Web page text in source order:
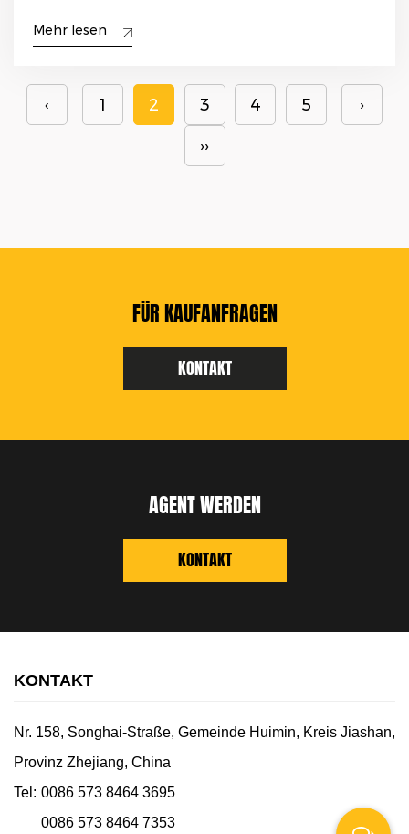
Mehr lesen
‹ 1 2 3 4 5 ›
››
FÜR KAUFANFRAGEN
KONTAKT
AGENT WERDEN
KONTAKT
KONTAKT
Nr. 158, Songhai-Straße, Gemeinde Huimin, Kreis Jiashan,
Provinz Zhejiang, China
Tel: 0086 573 8464 3695
0086 573 8464 7353